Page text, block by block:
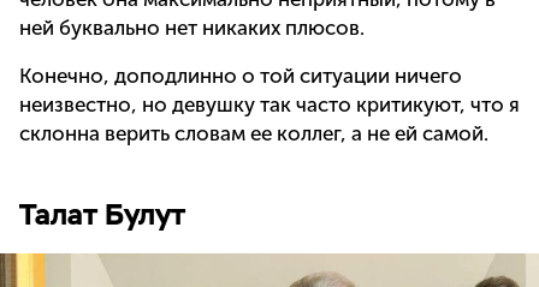
ней буквально нет никаких плюсов.
Конечно, доподлинно о той ситуации ничего
неизвестно, но девушку так часто критикуют, что я
склонна верить словам ее коллег, а не ей самой.
Талат Булут